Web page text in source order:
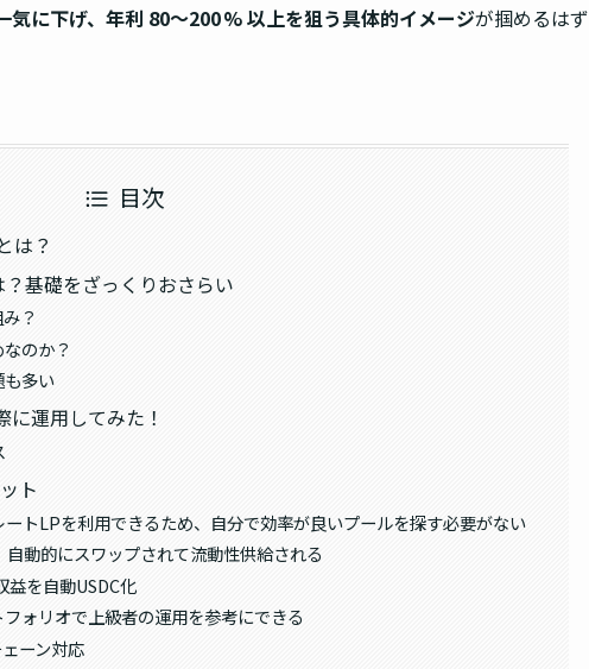
気に下げ、年利 80〜200 % 以上を狙う具体的イメージが掴めるはず
目次
は？
基礎をざっくりおさらい
？
のか？
も多い
に運用してみた！
ト
ートLPを利用できるため、自分で効率が良いプールを探す必要がない
自動的にスワップされて流動性供給される
益を自動USDC化
フォリオで上級者の運用を参考にできる
ーン対応